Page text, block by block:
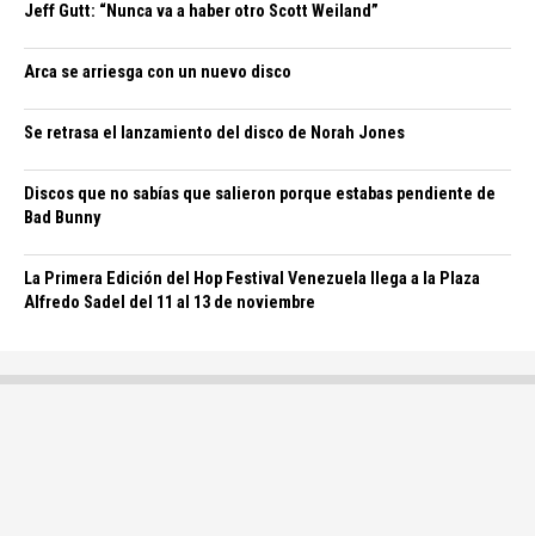
Jeff Gutt: “Nunca va a haber otro Scott Weiland”
Arca se arriesga con un nuevo disco
Se retrasa el lanzamiento del disco de Norah Jones
Discos que no sabías que salieron porque estabas pendiente de
Bad Bunny
La Primera Edición del Hop Festival Venezuela llega a la Plaza
Alfredo Sadel del 11 al 13 de noviembre